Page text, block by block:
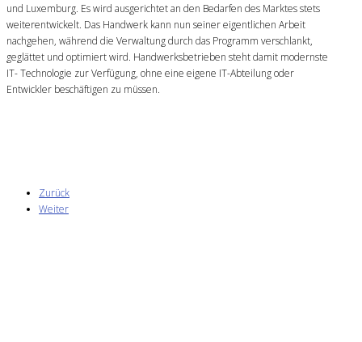
und Luxemburg. Es wird ausgerichtet an den Bedarfen des Marktes stets
weiterentwickelt. Das Handwerk kann nun seiner eigentlichen Arbeit
nachgehen, während die Verwaltung durch das Programm verschlankt,
geglättet und optimiert wird. Handwerksbetrieben steht damit modernste
IT- Technologie zur Verfügung, ohne eine eigene IT-Abteilung oder
Entwickler beschäftigen zu müssen.
Zurück
Weiter